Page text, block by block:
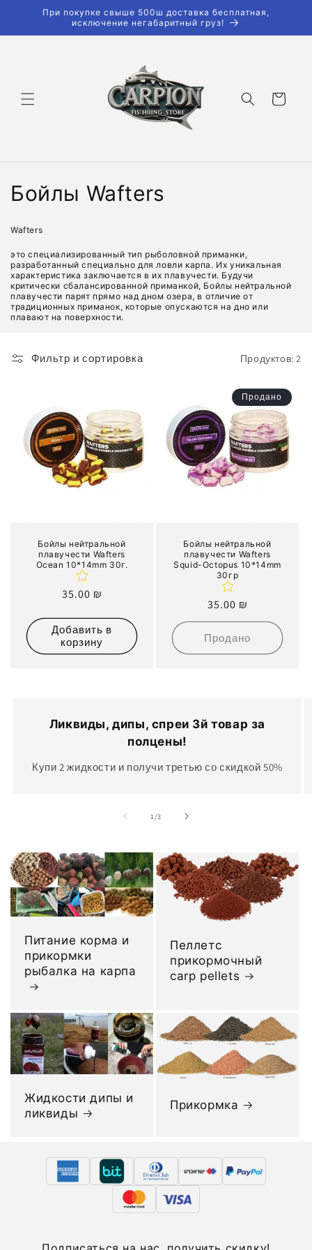
При покупке свыше 500ш доставка бесплатная,
исключение негабаритный груз!
Корзина
К
л
л
е
к
ц
Бойлы Wafters
Wafters
это специализированный тип рыболовной приманки,
разработанный специально для ловли карпа. Их уникальная
характеристика заключается в их плавучести. Будучи
критически сбалансированной приманкой, Бойлы нейтральной
плавучести парят прямо над дном озера, в отличие от
традиционных приманок, которые опускаются на дно или
плавают на поверхности.
Фильтр и сортировка Продуктов: 2
Бойлы нейтральной
плавучести Wafters
Ocean 10*14mm 30г.
Обычная
35.00 ₪
Добавить в
корзину
Продано
Бойлы нейтральной
плавучести Wafters
Squid-Octopus 10*14mm
30гр
Обычная
цена
35.00 ₪
Продано
Ликвиды, дипы, спреи 3й товар за
полцены!
Купи 2 жидкости и получи третью со скидкой 50%
1/из
3
Питание корма и
прикормки
рыбалка на карпа
Пеллетс
прикормочный
carp pellets
Жидкости дипы и
ликвиды
Прикормка